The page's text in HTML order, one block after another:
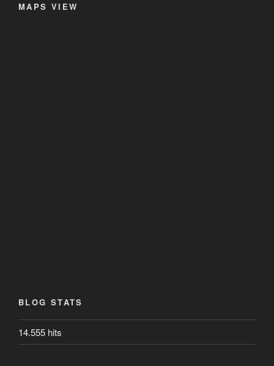
MAPS VIEW
BLOG STATS
14.555 hits